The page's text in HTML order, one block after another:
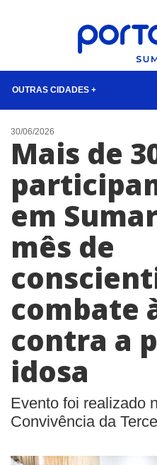
OUTRAS CIDADES +
NOTÍCIAS
LISTA DIGITAL
CONTATO
ANUNCIE
30/06/2026
Mais de
em
mês de
combate
contra a
idosa
Evento foi realizado
Convivência da